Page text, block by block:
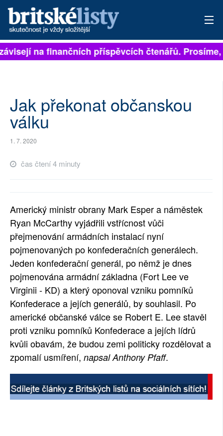
PŘIHLÁSIT
ARCHIV
ROZHOVORY
TÉMATA
NEJČTENĚJŠÍ ZA 7 DNÍ
PŘÍSPĚVKY NA PROVOZ
SOCIÁLNÍ SÍTĚ
RUBRIKY
PLNÁ VERZE STRÁNEK
na finančních příspěvcích čtenářů. Prosíme,
Jak překonat občanskou
válku
1. 7. 2020
čas čtení 4 minuty
Americký ministr obrany Mark Esper a náměstek
Ryan McCarthy vyjádřili vstřícnost vůči
přejmenování armádních instalací nyní
pojmenovaných po konfederačních generálech.
Jeden konfederační generál, po němž je dnes
pojmenována armádní základna (Fort Lee ve
Virginii - KD) a který oponoval vzniku pomníků
Konfederace a jejích generálů, by souhlasil. Po
americké občanské válce se Robert E. Lee stavěl
proti vzniku pomníků Konfederace a jejích lídrů
kvůli obavám, že budou zemi politicky rozdělovat a
zpomalí usmíření, napsal Anthony Pfaff.